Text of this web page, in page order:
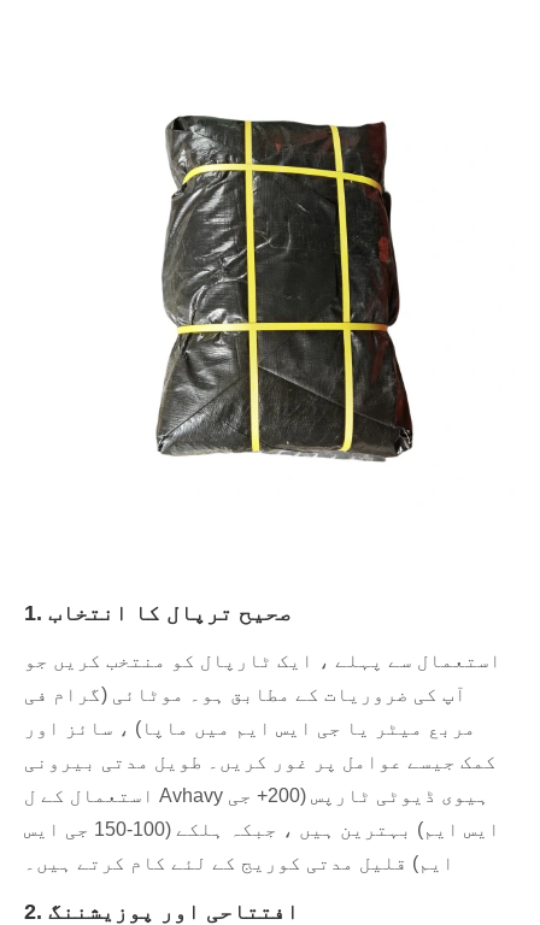
1. صحیح ترپال کا انتخاب
استعمال سے پہلے ، ایک ٹارپال کو منتخب کریں جو
آپ کی ضروریات کے مطابق ہو۔ موٹائی (گرام فی
مربع میٹر یا جی ایس ایم میں ماپا) ، سائز اور
کمک جیسے عوامل پر غور کریں۔ طویل مدتی بیرونی
استعمال کے ل Avhavy ہیوی ڈیوٹی ٹارپس (200+ جی
ایس ایم) بہترین ہیں ، جبکہ ہلکے (100-150 جی ایس
ایم) قلیل مدتی کوریج کے لئے کام کرتے ہیں۔
2. افتتاحی اور پوزیشننگ